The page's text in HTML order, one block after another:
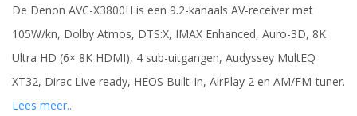
De Denon AVC-X3800H is een 9.2-kanaals AV-receiver met
105W/kn, Dolby Atmos, DTS:X, IMAX Enhanced, Auro-3D, 8K
Ultra HD (6× 8K HDMI), 4 sub-uitgangen, Audyssey MultEQ
XT32, Dirac Live ready, HEOS Built-In, AirPlay 2 en AM/FM-tuner.
Lees meer..